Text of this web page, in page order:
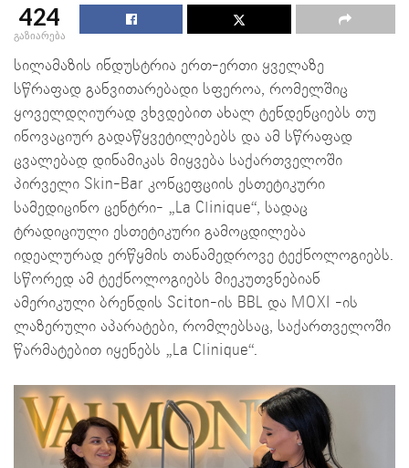
424
გაზიარება
სილამაზის ინდუსტრია ერთ-ერთი ყველაზე
სწრაფად განვითარებადი სფეროა, რომელშიც
ყოველდღიურად ვხვდებით ახალ ტენდენციებს თუ
ინოვაციურ გადაწყვეტილებებს და ამ სწრაფად
ცვალებად დინამიკას მიყვება საქართველოში
პირველი Skin-Bar კონცეფციის ესთეტიკური
სამედიცინო ცენტრი- „La Clinique“, სადაც
ტრადიციული ესთეტიკური გამოცდილება
იდეალურად ერწყმის თანამედროვე ტექნოლოგიებს.
სწორედ ამ ტექნოლოგიებს მიეკუთვნებიან
ამერიკული ბრენდის Sciton-ის BBL და MOXI -ის
ლაზერული აპარატები, რომლებსაც, საქართველოში
წარმატებით იყენებს „La Clinique“.